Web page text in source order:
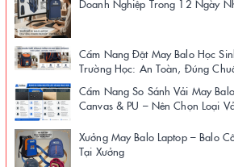
Doanh Nghiệp Trong 12 Ngày
Cẩm Nang Đặt May Balo Học
Trường Học: An Toàn, Đúng
Cẩm Nang So Sánh Vải May
Canvas & PU – Nên Chọn Loại
Xưởng May Balo Laptop – Balo
Tại Xưởng